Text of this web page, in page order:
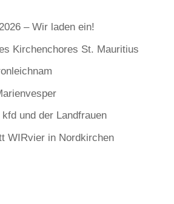
– Wir laden ein!
Kirchenchores St. Mauritius
und der Landfrauen
WIRvier in Nordkirchen